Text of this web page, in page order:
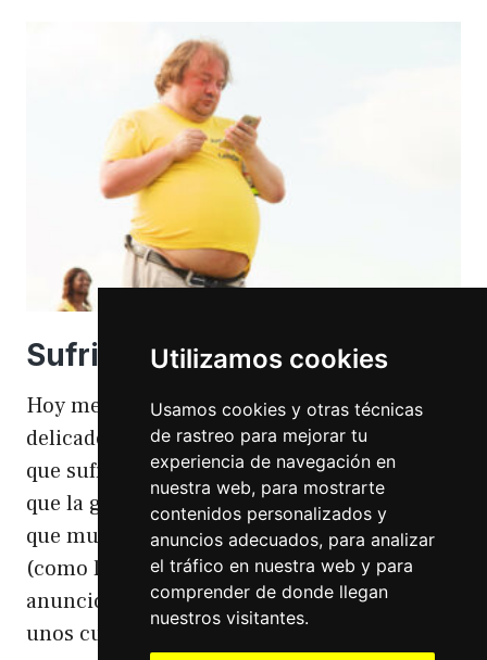
Utilizamos cookies
Usamos cookies y otras técnicas
de rastreo para mejorar tu
experiencia de navegación en
nuestra web, para mostrarte
contenidos personalizados y
anuncios adecuados, para analizar
el tráfico en nuestra web y para
comprender de donde llegan
nuestros visitantes.
matará
a
la
creatividad
Sufriendo la gordofobia
Hoy me apetece hablar de un temita
delicado. Hoy hablo de gordofobia. Una cosa
que sufro día si día también. Gordofobia Y es
que la gordofobia es algo que existe. Algo
que muchas personas sufrimos en silencio
(como las hemorroides, al igual que en el
anuncio). Nos están vendiendo siempre
unos cuerpos normativos y en…